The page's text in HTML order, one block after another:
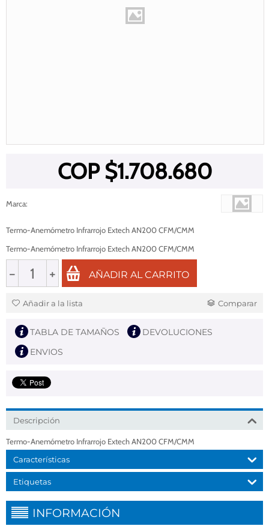
COP $1.708.680
Marca:
Termo-Anemómetro Infrarrojo Extech AN200 CFM/CMM
Termo-Anemómetro Infrarrojo Extech AN200 CFM/CMM
− + AÑADIR AL CARRITO
Añadir a la lista Comparar
TABLA DE TAMAÑOS
DEVOLUCIONES
ENVIOS
Descripción
Termo-Anemómetro Infrarrojo Extech AN200 CFM/CMM
Características
Etiquetas
INFORMACIÓN